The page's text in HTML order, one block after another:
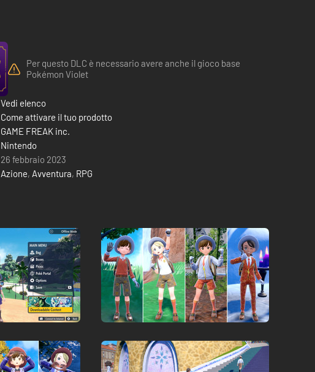
Per questo DLC è necessario avere anche il gioco base
Pokémon Violet
Vedi elenco
Come attivare il tuo prodotto
GAME FREAK inc.
Nintendo
26 febbraio 2023
Azione, Avventura, RPG